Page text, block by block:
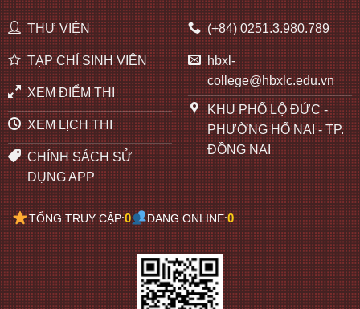
THƯ VIỆN
TẠP CHÍ SINH VIÊN
XEM ĐIỂM THI
XEM LỊCH THI
CHÍNH SÁCH SỬ
DỤNG APP
(+84) 0251.3.980.789
hbxl-
college@hbxlc.edu.vn
KHU PHỐ LỘ ĐỨC -
PHƯỜNG HỐ NAI - TP.
ĐỒNG NAI
TỔNG TRUY CẬP:0 ĐANG ONLINE:0